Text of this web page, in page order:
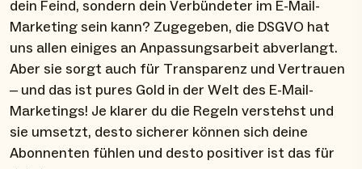
dein Feind, sondern dein Verbündeter im E-Mail-
Marketing sein kann? Zugegeben, die DSGVO hat
uns allen einiges an Anpassungsarbeit abverlangt.
Aber sie sorgt auch für Transparenz und Vertrauen
– und das ist pures Gold in der Welt des E-Mail-
Marketings! Je klarer du die Regeln verstehst und
sie umsetzt, desto sicherer können sich deine
Abonnenten fühlen und desto positiver ist das für